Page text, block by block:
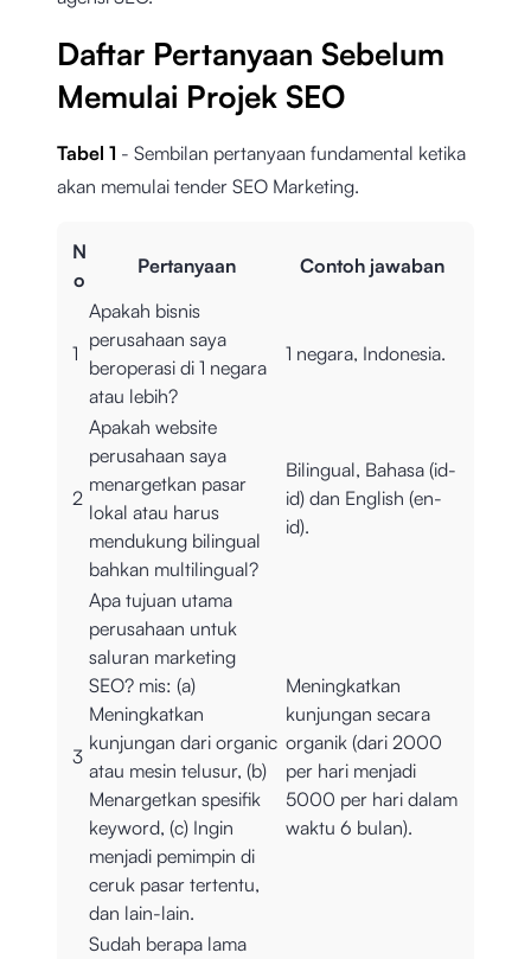
Daftar Pertanyaan Sebelum
Memulai Projek SEO
Tabel 1 - Sembilan pertanyaan fundamental ketika
akan memulai tender SEO Marketing.
N
o
Pertanyaan Contoh jawaban
1
Apakah bisnis
perusahaan saya
beroperasi di 1 negara
atau lebih?
1 negara, Indonesia.
2
Apakah website
perusahaan saya
menargetkan pasar
lokal atau harus
mendukung bilingual
bahkan multilingual?
Bilingual, Bahasa (id-
id) dan English (en-
id).
3
Apa tujuan utama
perusahaan untuk
saluran marketing
SEO? mis: (a)
Meningkatkan
kunjungan dari organic
atau mesin telusur, (b)
Menargetkan spesifik
keyword, (c) Ingin
menjadi pemimpin di
ceruk pasar tertentu,
dan lain-lain.
Meningkatkan
kunjungan secara
organik (dari 2000
per hari menjadi
5000 per hari dalam
waktu 6 bulan).
Sudah berapa lama